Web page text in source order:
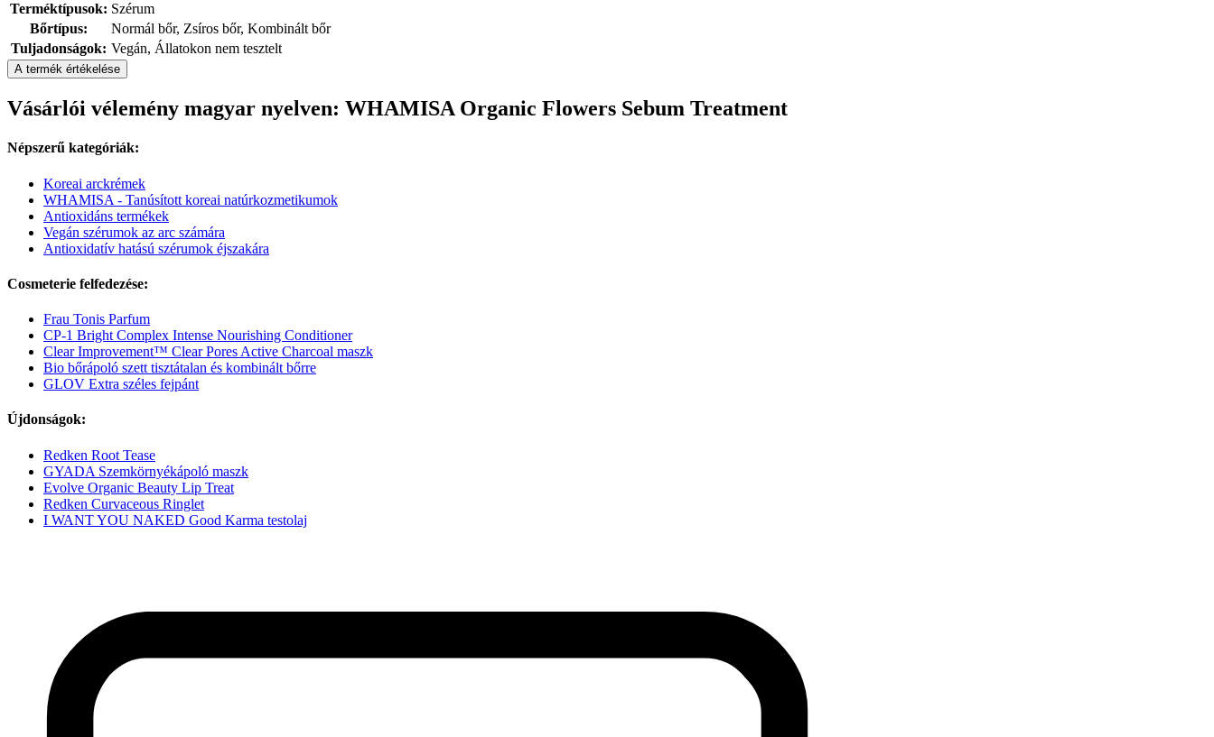
Terméktípusok: Szérum
Bőrtípus:
Normál bőr, Zsíros bőr, Kombinált bőr
Tuljadonságok: Vegán, Állatokon nem tesztelt
A termék értékelése
Vásárlói vélemény magyar nyelven: WHAMISA Organic Flowers Sebum Treatment
Népszerű kategóriák:
Koreai arckrémek
WHAMISA - Tanúsított koreai natúrkozmetikumok
Antioxidáns termékek
Vegán szérumok az arc számára
Antioxidatív hatású szérumok éjszakára
Cosmeterie felfedezése:
Frau Tonis Parfum
CP-1 Bright Complex Intense Nourishing Conditioner
Clear Improvement™ Clear Pores Active Charcoal maszk
Bio bőrápoló szett tisztátalan és kombinált bőrre
GLOV Extra széles fejpánt
Újdonságok:
Redken Root Tease
GYADA Szemkörnyékápoló maszk
Evolve Organic Beauty Lip Treat
Redken Curvaceous Ringlet
I WANT YOU NAKED Good Karma testolaj